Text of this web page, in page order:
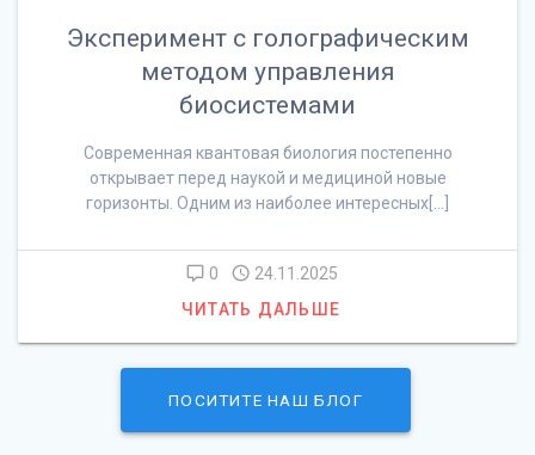
Эксперимент с голографическим
методом управления
биосистемами
Современная квантовая биология постепенно
открывает перед наукой и медициной новые
горизонты. Одним из наиболее интересных[…]
0
24.11.2025
ЧИТАТЬ ДАЛЬШЕ
ПОСИТИТЕ НАШ БЛОГ